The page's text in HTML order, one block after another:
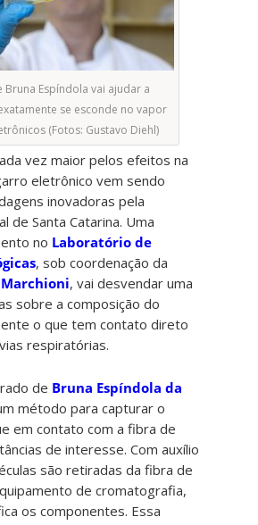
Bruna Espíndola vai ajudar a
se esconde no vapor
(Fotos: Gustavo Diehl)
vez maior pelos efeitos na
eletrônico vem sendo
inovadoras pela
de Santa Catarina. Uma
no Laboratório de
, sob coordenação da
, vai desvendar uma
sobre a composição do
o que tem contato direto
respiratórias.
de Bruna Espíndola da
método para capturar o
em contato com a fibra de
de interesse. Com auxílio
são retiradas da fibra de
de cromatografia,
os componentes. Essa